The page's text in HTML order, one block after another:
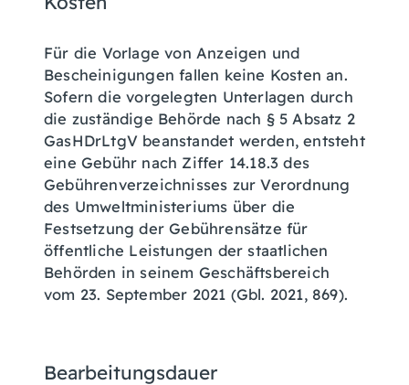
Für die Vorlage von Anzeigen und
Bescheinigungen fallen keine Kosten an.
Sofern die vorgelegten Unterlagen durch
die zuständige Behörde nach § 5 Absatz 2
GasHDrLtgV beanstandet werden, entsteht
eine Gebühr nach Ziffer 14.18.3 des
Gebührenverzeichnisses zur Verordnung
des Umweltministeriums über die
Festsetzung der Gebührensätze für
öffentliche Leistungen der staatlichen
Behörden in seinem Geschäftsbereich
vom 23. September 2021 (Gbl. 2021, 869).
Bearbeitungsdauer